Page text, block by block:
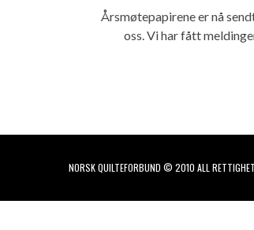
Årsmøtepapirene er nå
oss. Vi har fått
NORSK QUILTEFORBUND © 2010 ALL